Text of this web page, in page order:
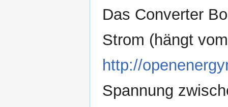
Das Converter
Strom (hängt
http://
Spannung